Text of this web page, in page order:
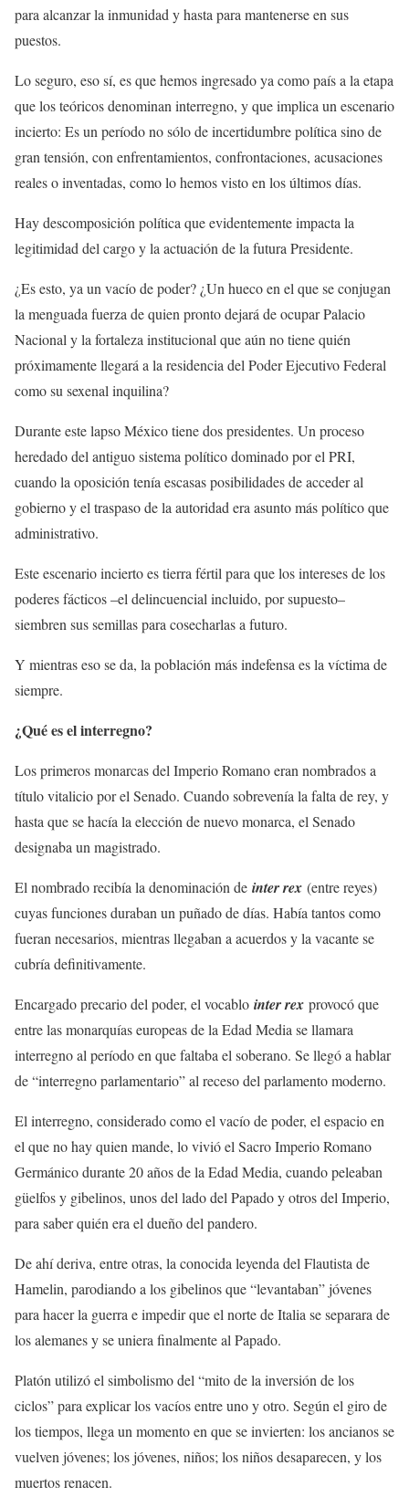
para alcanzar la inmunidad y hasta para mantenerse en sus
puestos.
Lo seguro, eso sí, es que hemos ingresado ya como país a la etapa
que los teóricos denominan interregno, y que implica un escenario
incierto: Es un período no sólo de incertidumbre política sino de
gran tensión, con enfrentamientos, confrontaciones, acusaciones
reales o inventadas, como lo hemos visto en los últimos días.
Hay descomposición política que evidentemente impacta la
legitimidad del cargo y la actuación de la futura Presidente.
¿Es esto, ya un vacío de poder? ¿Un hueco en el que se conjugan
la menguada fuerza de quien pronto dejará de ocupar Palacio
Nacional y la fortaleza institucional que aún no tiene quién
próximamente llegará a la residencia del Poder Ejecutivo Federal
como su sexenal inquilina?
Durante este lapso México tiene dos presidentes. Un proceso
heredado del antiguo sistema político dominado por el PRI,
cuando la oposición tenía escasas posibilidades de acceder al
gobierno y el traspaso de la autoridad era asunto más político que
administrativo.
Este escenario incierto es tierra fértil para que los intereses de los
poderes fácticos –el delincuencial incluido, por supuesto–
siembren sus semillas para cosecharlas a futuro.
Y mientras eso se da, la población más indefensa es la víctima de
siempre.
¿Qué es el interregno?
Los primeros monarcas del Imperio Romano eran nombrados a
título vitalicio por el Senado. Cuando sobrevenía la falta de rey, y
hasta que se hacía la elección de nuevo monarca, el Senado
designaba un magistrado.
El nombrado recibía la denominación de inter rex (entre reyes)
cuyas funciones duraban un puñado de días. Había tantos como
fueran necesarios, mientras llegaban a acuerdos y la vacante se
cubría definitivamente.
Encargado precario del poder, el vocablo inter rex provocó que
entre las monarquías europeas de la Edad Media se llamara
interregno al período en que faltaba el soberano. Se llegó a hablar
de “interregno parlamentario” al receso del parlamento moderno.
El interregno, considerado como el vacío de poder, el espacio en
el que no hay quien mande, lo vivió el Sacro Imperio Romano
Germánico durante 20 años de la Edad Media, cuando peleaban
güelfos y gibelinos, unos del lado del Papado y otros del Imperio,
para saber quién era el dueño del pandero.
De ahí deriva, entre otras, la conocida leyenda del Flautista de
Hamelin, parodiando a los gibelinos que “levantaban” jóvenes
para hacer la guerra e impedir que el norte de Italia se separara de
los alemanes y se uniera finalmente al Papado.
Platón utilizó el simbolismo del “mito de la inversión de los
ciclos” para explicar los vacíos entre uno y otro. Según el giro de
los tiempos, llega un momento en que se invierten: los ancianos se
vuelven jóvenes; los jóvenes, niños; los niños desaparecen, y los
muertos renacen.